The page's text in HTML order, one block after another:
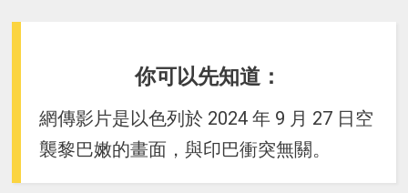
你可以先知道：
網傳影片是以色列於 2024 年 9 月 27 日空
襲黎巴嫩的畫面，與印巴衝突無關。